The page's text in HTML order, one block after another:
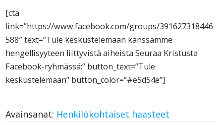
[cta
link=”https://www.facebook.com/groups/391627318446
588″ text=”Tule keskustelemaan kanssamme
hengellisyyteen liittyvistä aiheista Seuraa Kristusta
Facebook-ryhmässä:” button_text=”Tule
keskustelemaan” button_color=”#e5d54e”]
Avainsanat: Henkilökohtaiset haasteet